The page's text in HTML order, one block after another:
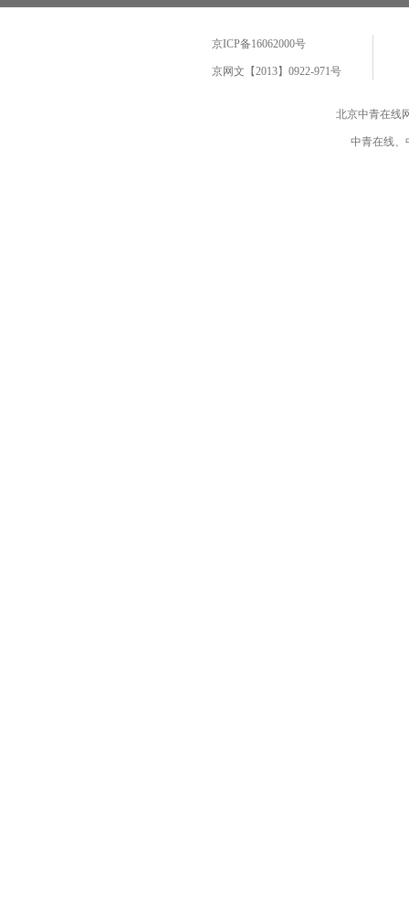
京ICP备16062000号
京网文【2013】0922-971号
北京中青在线
中青在线、